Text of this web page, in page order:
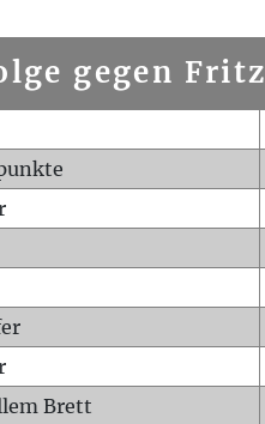
gegen Fritz
Brett